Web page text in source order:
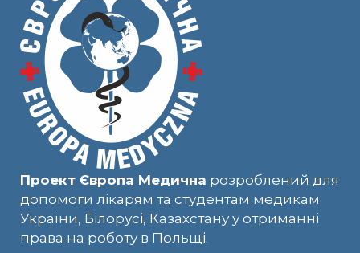
Проект Європа Медична розроблений для
допомоги лікарям та студентам медикам
України, Білорусі, Казахстану у отриманні
права на роботу в Польщі.